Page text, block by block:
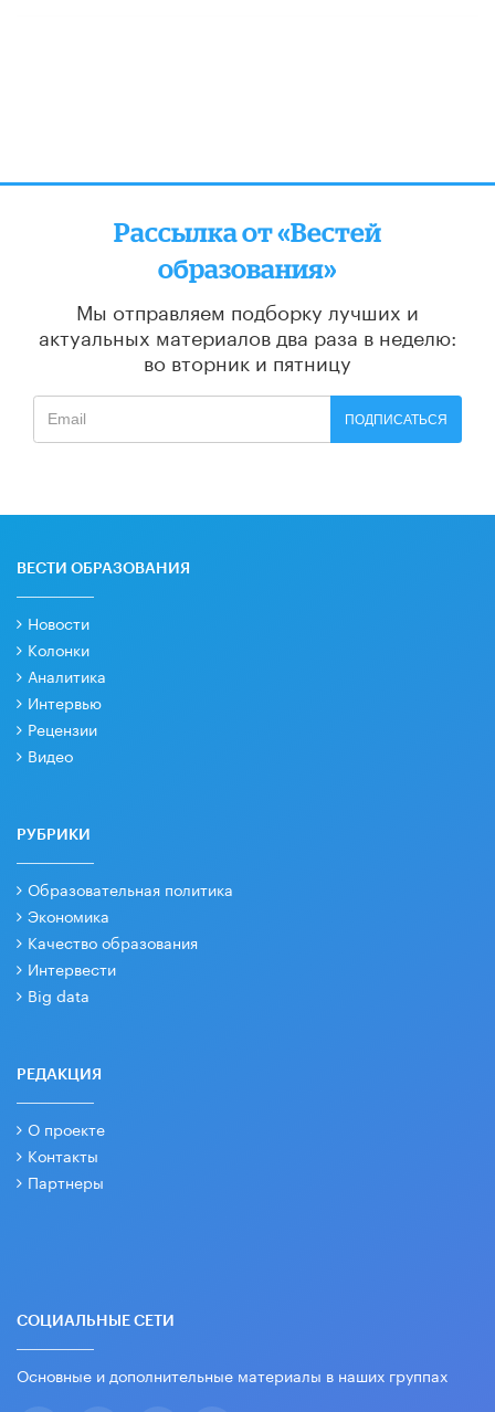
Рассылка от «Вестей
образования»
Мы отправляем подборку лучших и
актуальных материалов два раза в неделю:
во вторник и пятницу
ПОДПИСАТЬСЯ
ВЕСТИ ОБРАЗОВАНИЯ
Новости
Колонки
Аналитика
Интервью
Рецензии
Видео
РУБРИКИ
Образовательная политика
Экономика
Качество образования
Интервести
Big data
РЕДАКЦИЯ
О проекте
Контакты
Партнеры
СОЦИАЛЬНЫЕ СЕТИ
Основные и дополнительные материалы в наших группах